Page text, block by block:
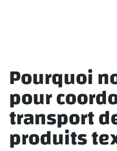
Pourquoi
pour
transport
produits